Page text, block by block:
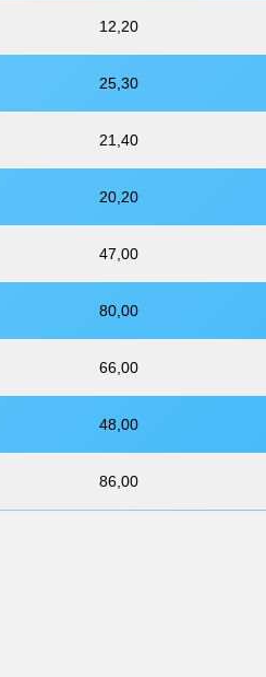
12,20
25,30
21,40
20,20
47,00
80,00
66,00
48,00
86,00